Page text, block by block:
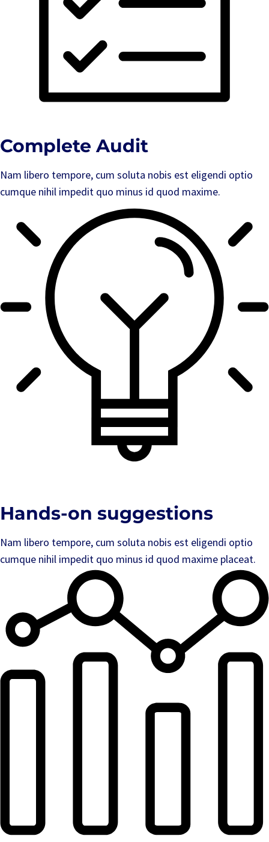
Complete Audit
Nam libero tempore, cum soluta nobis est eligendi optio
cumque nihil impedit quo minus id quod maxime.
Hands-on suggestions
Nam libero tempore, cum soluta nobis est eligendi optio
cumque nihil impedit quo minus id quod maxime placeat.